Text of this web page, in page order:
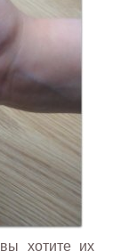
хотите их